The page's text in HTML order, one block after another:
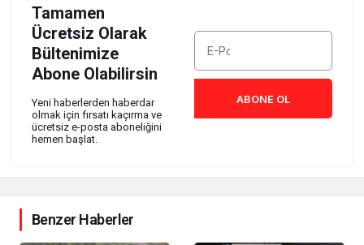
Tamamen
Ücretsiz Olarak
Bültenimize
Abone Olabilirsin
Yeni haberlerden haberdar
olmak için fırsatı kaçırma ve
ücretsiz e-posta aboneliğini
hemen başlat.
ABONE OL
Benzer Haberler